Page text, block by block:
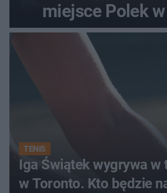
miejsce Polek
TENIS
Iga Świątek wygrywa w
w Toronto. Kto będzie